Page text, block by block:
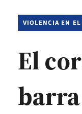
VIOLENCIA EN
El